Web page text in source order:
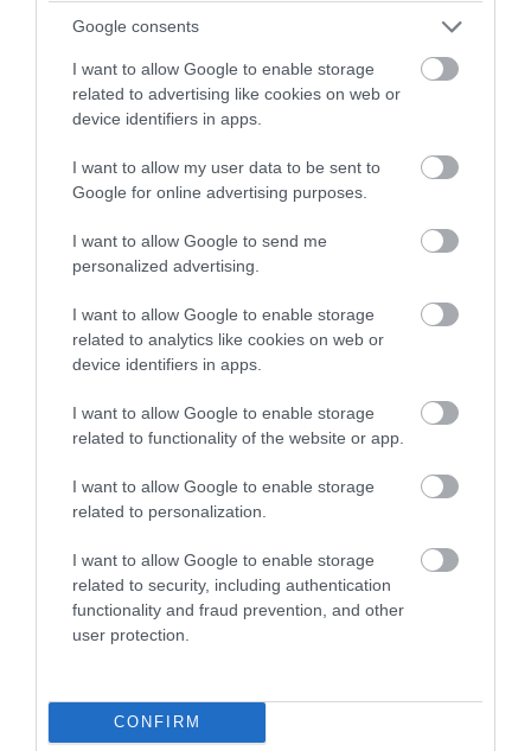
Google consents
I want to allow Google to enable storage
related to advertising like cookies on web or
device identifiers in apps.
I want to allow my user data to be sent to
Google for online advertising purposes.
I want to allow Google to send me
personalized advertising.
I want to allow Google to enable storage
related to analytics like cookies on web or
device identifiers in apps.
I want to allow Google to enable storage
related to functionality of the website or app.
I want to allow Google to enable storage
related to personalization.
I want to allow Google to enable storage
related to security, including authentication
functionality and fraud prevention, and other
user protection.
CONFIRM
Θορυβήθηκαν οι Ουκρανοί με τις
δηλώσεις Ρώσου υποπτέραρχου: «S-400
κατέρριψαν 10 MiG-29 σε μόλις μια
05.08.2026 | 22:12